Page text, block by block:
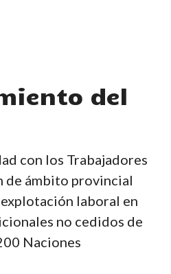
del
con los Trabajadores
de ámbito provincial
laboral en
no cedidos de
Naciones